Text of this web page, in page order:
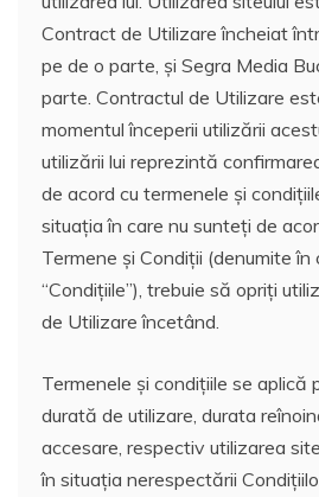
Contract de Utilizare încheiat
pe de o parte, și Segra Media
parte. Contractul de Utilizare
momentul începerii utilizării
utilizării lui reprezintă
de acord cu termenele și
situația în care nu sunteți de
Termene și Condiții (denumite în
“Condițiile”), trebuie să opriți
de Utilizare încetând.
Termenele și condițiile se aplică
durată de utilizare, durata
accesare, respectiv utilizarea
în situația nerespectării